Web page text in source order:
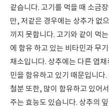
같습니다. 고기를 먹을 때 소금
만, 저같은 경우에는 상추가 없
끼지 못합니다. 고기와 같이 먹
에 함유 하고 있는 비타민과 무
채소입니다. 상추에는 다른 엽
민을 함유하고 있기 때문입니
철분 또한, 많이 함유하고 있어
주는 효능도 있습니다. 상추의